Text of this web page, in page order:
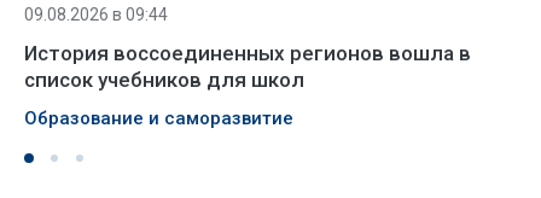
09.08.2026 в 09:44
История воссоединенных регионов вошла в
список учебников для школ
Образование и саморазвитие